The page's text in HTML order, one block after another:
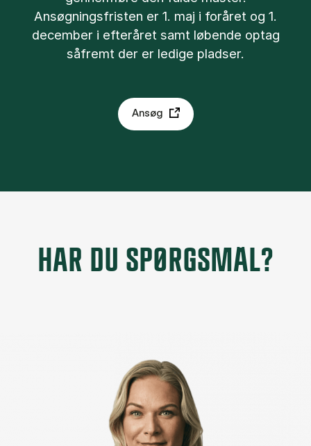
Ansøgningsfristen er 1. maj i foråret og 1.
december i efteråret samt løbende optag
såfremt der er ledige pladser.
Ansøg
HAR DU SPØRGSMÅL?